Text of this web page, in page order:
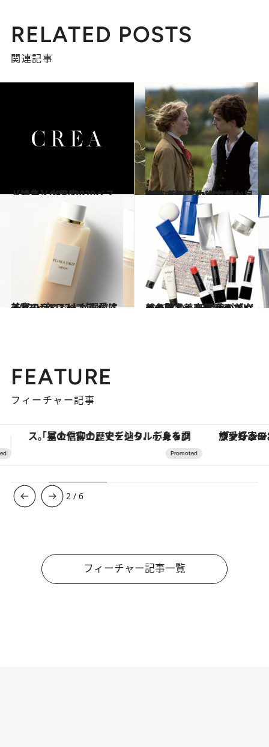
RELATED POSTS
関連記事
【特集】CREA2020ベストコスメ大発表！ 2020.10.19
齋藤 薫が実力派女優から考察！ マスク姿でも一目惚れされる女とは？
ビューティ＆ヘルス
2020.1.22
美容のプロ12人が溺愛する “マイベストコスメ”はこれ！
ビューティ＆ヘルス 2020.8.16
美の賢者、齋藤 薫がズバッと明言！ 新時代の美女の条件＆美しいブランド
ビューティ＆ヘルス
FEATURE
フィーチャー記事
ヴァシュロン・コンスタンタン「オーヴァーシーズ・オートマティック」。旅愛好家のお気に入りコレクションから、ジェンダーレスな新作が登場
3 /6
フィーチャー記事一覧